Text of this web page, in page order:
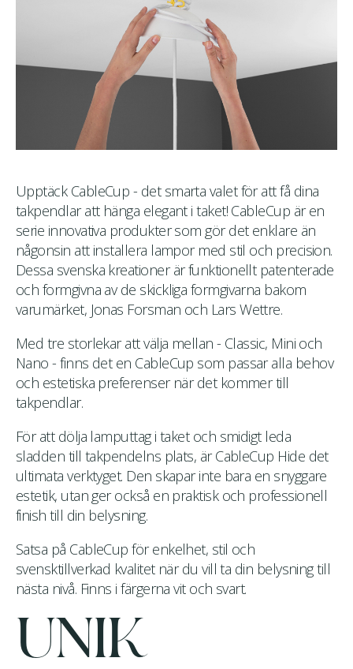
Upptäck CableCup - det smarta valet för att få dina
takpendlar att hänga elegant i taket! CableCup är en
serie innovativa produkter som gör det enklare än
någonsin att installera lampor med stil och precision.
Dessa svenska kreationer är funktionellt patenterade
och formgivna av de skickliga formgivarna bakom
varumärket, Jonas Forsman och Lars Wettre.
Med tre storlekar att välja mellan - Classic, Mini och
Nano - finns det en CableCup som passar alla behov
och estetiska preferenser när det kommer till
takpendlar.
För att dölja lamputtag i taket och smidigt leda
sladden till takpendelns plats, är CableCup Hide det
ultimata verktyget. Den skapar inte bara en snyggare
estetik, utan ger också en praktisk och professionell
finish till din belysning.
Satsa på CableCup för enkelhet, stil och
svensktillverkad kvalitet när du vill ta din belysning till
nästa nivå. Finns i färgerna vit och svart.
UNIK